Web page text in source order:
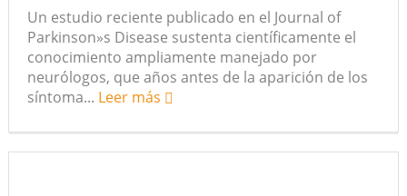
futuro “ilimitado” de la Inteligencia Artificial
¿Qué sabemos de los alimentos ultraprocesados?
¿Los 20 años de regalo? Parte II
Academia de Ciencias Físicas, Matemáticas y Naturales
Un estudio reciente publicado en el Journal of
Parkinson»s Disease sustenta científicamente el
conocimiento ampliamente manejado por
neurólogos, que años antes de la aparición de los
síntoma... Leer más